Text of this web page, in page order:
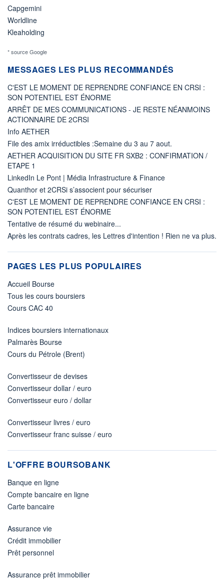
Capgemini
Worldline
Kleaholding
* source Google
MESSAGES LES PLUS RECOMMANDÉS
C'EST LE MOMENT DE REPRENDRE CONFIANCE EN CRSI :
SON POTENTIEL EST ÉNORME
ARRÊT DE MES COMMUNICATIONS - JE RESTE NÉANMOINS
ACTIONNAIRE DE 2CRSI
Info AETHER
File des amix irréductibles :Semaine du 3 au 7 aout.
AETHER ACQUISITION DU SITE FR SXB2 : CONFIRMATION /
ETAPE 1
LinkedIn Le Pont | Média Infrastructure & Finance
Quanthor et 2CRSi s’associent pour sécuriser
C'EST LE MOMENT DE REPRENDRE CONFIANCE EN CRSI :
SON POTENTIEL EST ÉNORME
Tentative de résumé du webinaire...
Après les contrats cadres, les Lettres d'intention ! Rien ne va plus.
PAGES LES PLUS POPULAIRES
Accueil Bourse
Tous les cours boursiers
Cours CAC 40
Indices boursiers internationaux
Palmarès Bourse
Cours du Pétrole (Brent)
Convertisseur de devises
Convertisseur dollar / euro
Convertisseur euro / dollar
Convertisseur livres / euro
Convertisseur franc suisse / euro
L'OFFRE BOURSOBANK
Banque en ligne
Compte bancaire en ligne
Carte bancaire
Assurance vie
Crédit immobilier
Prêt personnel
Assurance prêt immobilier